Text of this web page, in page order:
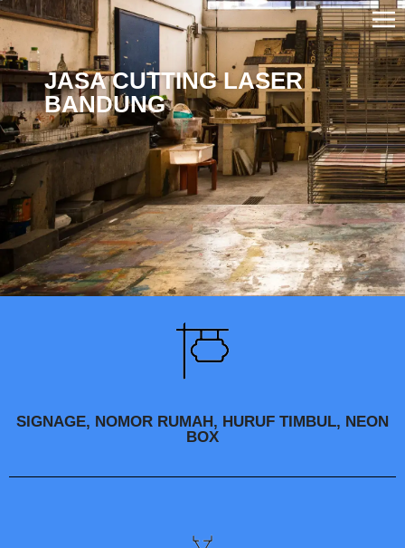
JASA CUTTING LASER
BANDUNG
SIGNAGE, NOMOR RUMAH, HURUF TIMBUL, NEON
BOX